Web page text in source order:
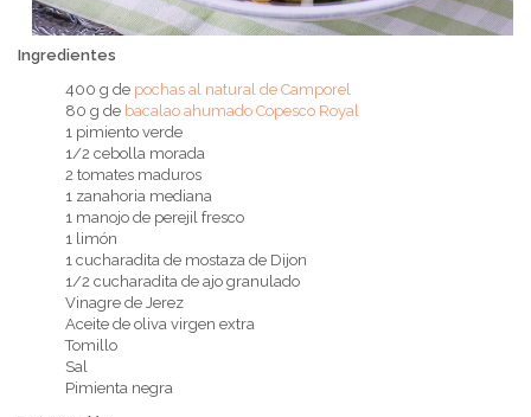
Ingredientes
400 g de pochas al natural de Camporel
80 g de bacalao ahumado Copesco Royal
1 pimiento verde
1/2 cebolla morada
2 tomates maduros
1 zanahoria mediana
1 manojo de perejil fresco
1 limón
1 cucharadita de mostaza de Dijon
1/2 cucharadita de ajo granulado
Vinagre de Jerez
Aceite de oliva virgen extra
Tomillo
Sal
Pimienta negra